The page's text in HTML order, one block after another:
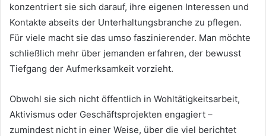
konzentriert sie sich darauf, ihre eigenen Interessen und
Kontakte abseits der Unterhaltungsbranche zu pflegen.
Für viele macht sie das umso faszinierender. Man möchte
schließlich mehr über jemanden erfahren, der bewusst
Tiefgang der Aufmerksamkeit vorzieht.
Obwohl sie sich nicht öffentlich in Wohltätigkeitsarbeit,
Aktivismus oder Geschäftsprojekten engagiert –
zumindest nicht in einer Weise, über die viel berichtet